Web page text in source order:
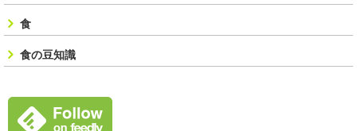
食
食の豆知識